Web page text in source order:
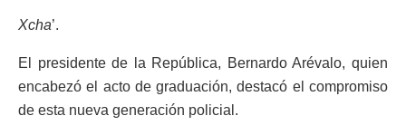
Xcha’.
El presidente de la República, Bernardo Arévalo, quien
encabezó el acto de graduación, destacó el compromiso
de esta nueva generación policial.